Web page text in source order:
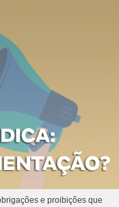
e proibições que